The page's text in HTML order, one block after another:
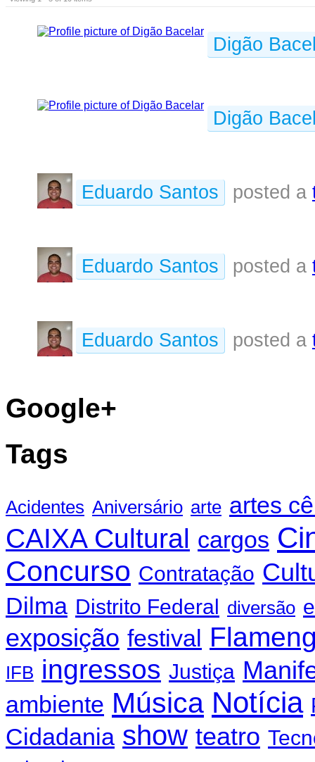
Digão
Digão
Eduardo Santos posted a
Eduardo Santos posted a
Eduardo Santos posted a
Google+
Tags
Acidentes Aniversário arte artes
CAIXA Cultural cargos
Concurso Contratação
Dilma Distrito Federal diversão
exposição festival
IFB ingressos Justiça
ambiente Música Notícia
Cidadania show teatro